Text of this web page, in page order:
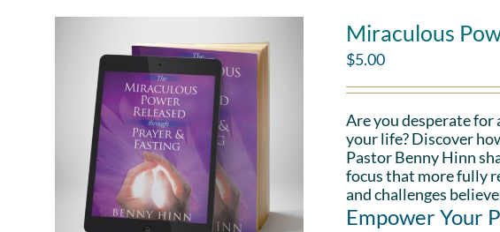
Miraculous
$5.00
Are you desperate for
your life? Discover
Pastor Benny Hinn
focus that more fully
and challenges
Empower Your